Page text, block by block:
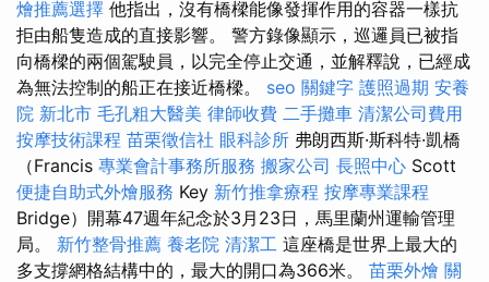
燴推薦選擇 他指出，沒有橋樑能像發揮作用的容器一樣抗
拒由船隻造成的直接影響。 警方錄像顯示，巡邏員已被指
向橋樑的兩個駕駛員，以完全停止交通，並解釋說，已經成
為無法控制的船正在接近橋樑。 seo 關鍵字 護照過期 安養
院 新北市 毛孔粗大醫美 律師收費 二手攤車 清潔公司費用
按摩技術課程 苗栗徵信社 眼科診所 弗朗西斯·斯科特·凱橋
（Francis 專業會計事務所服務 搬家公司 長照中心 Scott
便捷自助式外燴服務 Key 新竹推拿療程 按摩專業課程
Bridge）開幕47週年紀念於3月23日，馬里蘭州運輸管理
局。 新竹整骨推薦 養老院 清潔工 這座橋是世界上最大的
多支撐網格結構中的，最大的開口為366米。 苗栗外燴 關